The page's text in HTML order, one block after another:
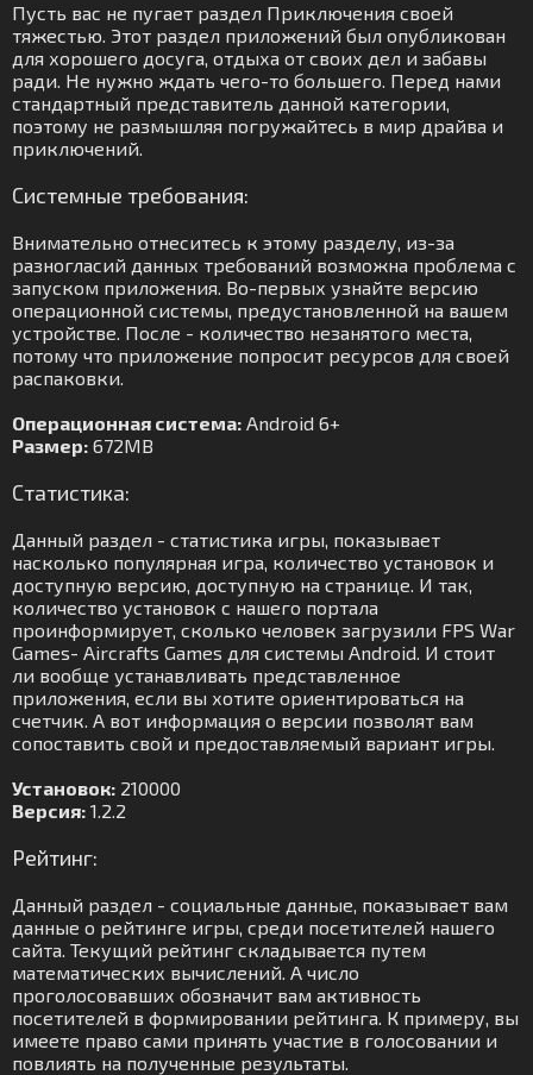
Пусть вас не пугает раздел Приключения своей
тяжестью. Этот раздел приложений был опубликован
для хорошего досуга, отдыха от своих дел и забавы
ради. Не нужно ждать чего-то большего. Перед нами
стандартный представитель данной категории,
поэтому не размышляя погружайтесь в мир драйва и
приключений.
Системные требования:
Внимательно отнеситесь к этому разделу, из-за
разногласий данных требований возможна проблема с
запуском приложения. Во-первых узнайте версию
операционной системы, предустановленной на вашем
устройстве. После - количество незанятого места,
потому что приложение попросит ресурсов для своей
распаковки.
Операционная система: Android 6+
Размер: 672MB
Статистика:
Данный раздел - статистика игры, показывает
насколько популярная игра, количество установок и
доступную версию, доступную на странице. И так,
количество установок с нашего портала
проинформирует, сколько человек загрузили FPS War
Games- Aircrafts Games для системы Android. И стоит
ли вообще устанавливать представленное
приложения, если вы хотите ориентироваться на
счетчик. А вот информация о версии позволят вам
сопоставить свой и предоставляемый вариант игры.
Установок: 210000
Версия: 1.2.2
Рейтинг:
Данный раздел - социальные данные, показывает вам
данные о рейтинге игры, среди посетителей нашего
сайта. Текущий рейтинг складывается путем
математических вычислений. А число
проголосовавших обозначит вам активность
посетителей в формировании рейтинга. К примеру, вы
имеете право сами принять участие в голосовании и
повлиять на полученные результаты.